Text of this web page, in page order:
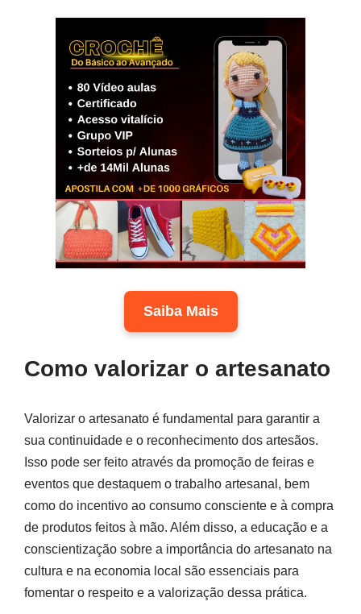
Saiba Mais
Como valorizar o artesanato
Valorizar o artesanato é fundamental para garantir a
sua continuidade e o reconhecimento dos artesãos.
Isso pode ser feito através da promoção de feiras e
eventos que destaquem o trabalho artesanal, bem
como do incentivo ao consumo consciente e à compra
de produtos feitos à mão. Além disso, a educação e a
conscientização sobre a importância do artesanato na
cultura e na economia local são essenciais para
fomentar o respeito e a valorização dessa prática.